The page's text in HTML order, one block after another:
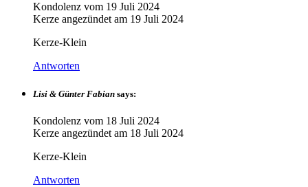
Kondolenz vom 19 Juli 2024
Kerze angezündet am 19 Juli 2024
Kerze-Klein
Antworten
Lisi & Günter Fabian says:
Kondolenz vom 18 Juli 2024
Kerze angezündet am 18 Juli 2024
Kerze-Klein
Antworten